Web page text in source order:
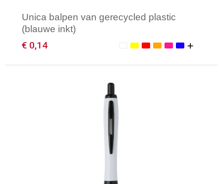
Unica balpen van gerecycled plastic
(blauwe inkt)
€ 0,14
Minimale afname: 1